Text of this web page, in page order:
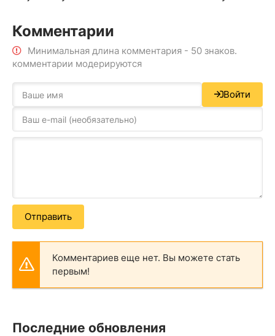
Комментарии
Минимальная длина комментария - 50 знаков.
комментарии модерируются
Войти
Отправить
Комментариев еще нет. Вы можете стать
первым!
Последние обновления